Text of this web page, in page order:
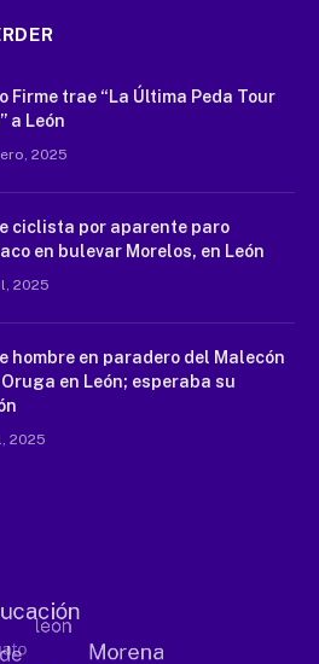
Firme trae “La Última Peda Tour
a León
2025
ciclista por aparente paro
en bulevar Morelos, en León
2025
hombre en paradero del Malecón
en León; esperaba su
2025